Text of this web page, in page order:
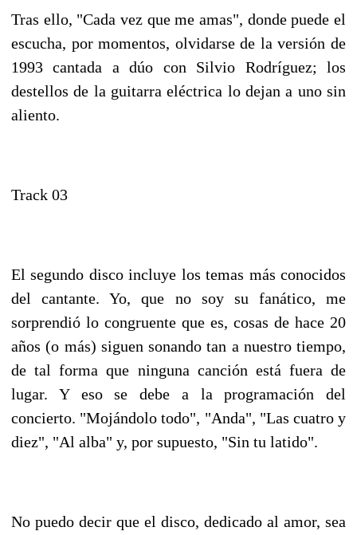
Tras ello, "Cada vez que me amas", donde puede el
escucha, por momentos, olvidarse de la versión de
1993 cantada a dúo con Silvio Rodríguez; los
destellos de la guitarra eléctrica lo dejan a uno sin
aliento.
Track 03
El segundo disco incluye los temas más conocidos
del cantante. Yo, que no soy su fanático, me
sorprendió lo congruente que es, cosas de hace 20
años (o más) siguen sonando tan a nuestro tiempo,
de tal forma que ninguna canción está fuera de
lugar. Y eso se debe a la programación del
concierto. "Mojándolo todo", "Anda", "Las cuatro y
diez", "Al alba" y, por supuesto, "Sin tu latido".
No puedo decir que el disco, dedicado al amor, sea